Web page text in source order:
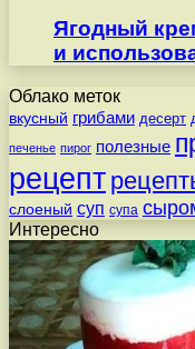
Ягодный
и
Облако меток
вкусный грибами десерт
печенье пирог полезные
рецепт
слоеный суп супа
Интересно